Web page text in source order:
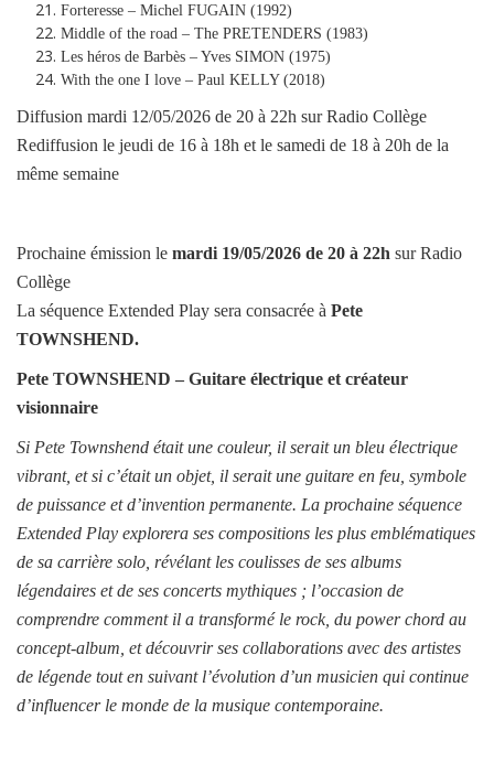
Forteresse – Michel FUGAIN (1992)
Middle of the road – The PRETENDERS (1983)
Les héros de Barbès – Yves SIMON (1975)
With the one I love – Paul KELLY (2018)
Diffusion mardi 12/05/2026 de 20 à 22h sur Radio Collège
Rediffusion le jeudi de 16 à 18h et le samedi de 18 à 20h de la
même semaine
Prochaine émission le mardi 19/05/2026 de 20 à 22h sur Radio
Collège
La séquence Extended Play sera consacrée à Pete
TOWNSHEND.
Pete TOWNSHEND – Guitare électrique et créateur
visionnaire
Si Pete Townshend était une couleur, il serait un bleu électrique
vibrant, et si c’était un objet, il serait une guitare en feu, symbole
de puissance et d’invention permanente. La prochaine séquence
Extended Play explorera ses compositions les plus emblématiques
de sa carrière solo, révélant les coulisses de ses albums
légendaires et de ses concerts mythiques ; l’occasion de
comprendre comment il a transformé le rock, du power chord au
concept-album, et découvrir ses collaborations avec des artistes
de légende tout en suivant l’évolution d’un musicien qui continue
d’influencer le monde de la musique contemporaine.